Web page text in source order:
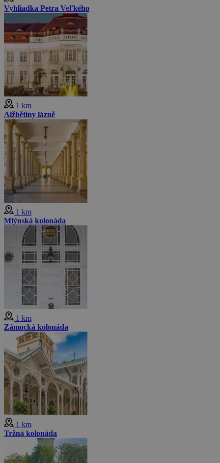
Vyhliadka Petra Veľkého
1 km
Alžbětiny lázně
1 km
Mlýnská kolonáda
1 km
Zámocká kolonáda
1 km
Tržná kolonáda